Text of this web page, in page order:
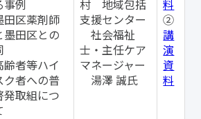
例
区薬剤師
墨田区との
者等ハイ
ク者への普
発取組につ
村 地域包括
支援センター
社会福祉
士・主任ケア
マネージャー
湯澤 誠氏
料
②
講
演
資
料